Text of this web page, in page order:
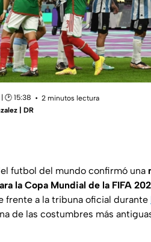
🕑 15:38
2 minutos lectura
| DR
futbol del mundo confirmó una
la Copa Mundial de la FIFA
frente a la tribuna oficial durante
de las costumbres más